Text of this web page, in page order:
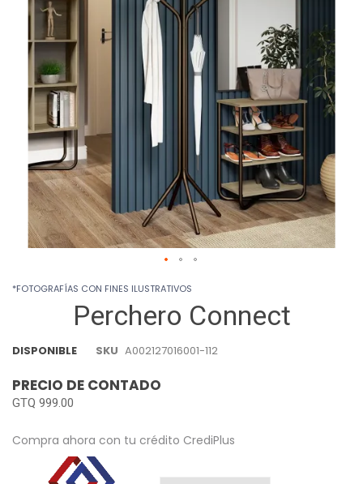
Perchero Connect
DISPONIBLE SKU A002127016001-112
PRECIO DE CONTADO
GTQ 999.00
Compra ahora con tu crédito CrediPlus
images
to
the
gallery
*FOTOGRAFÍAS CON FINES ILUSTRATIVOS